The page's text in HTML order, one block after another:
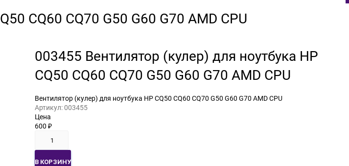
CQ60 CQ70 G50 G60 G70 AMD CPU
003455 Вентилятор (кулер) для ноутбука HP
CQ50 CQ60 CQ70 G50 G60 G70 AMD CPU
Вентилятор (кулер) для ноутбука HP CQ50 CQ60 CQ70 G50 G60 G70 AMD CPU
Артикул:003455
Цена
600 ₽
В КОРЗИНУ